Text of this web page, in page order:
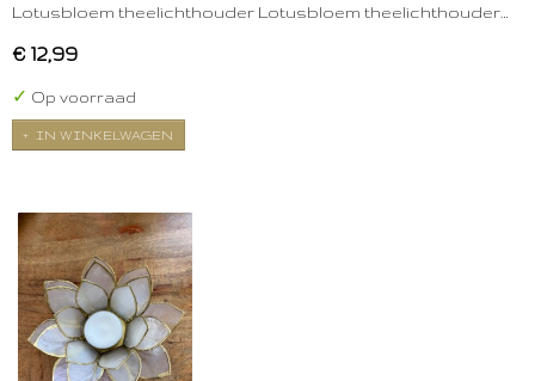
Lotusbloem theelichthouder Lotusbloem theelichthouder…
€ 12,99
✓ Op voorraad
IN WINKELWAGEN